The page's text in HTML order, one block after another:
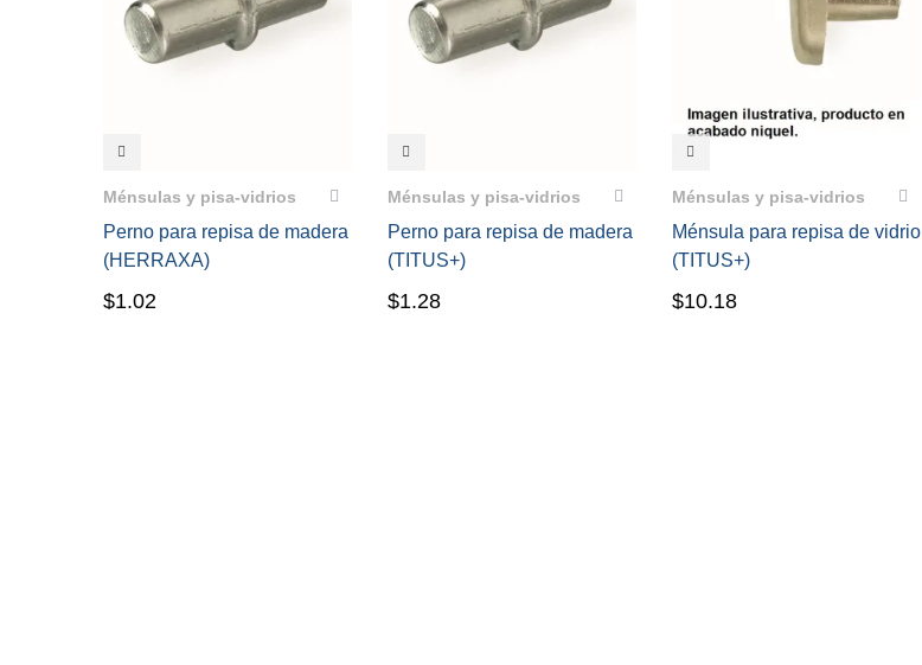
Ménsulas y pisa-vidrios
Perno para repisa de madera
(HERRAXA)
$1.02
Ménsulas y pisa-vidrios
Perno para repisa de madera
(TITUS+)
$1.28
Ménsulas y pisa-vidrios
Ménsula para repisa de vidrio
(TITUS+)
$10.18